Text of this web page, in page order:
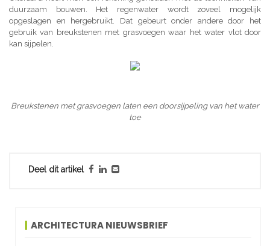
duurzaam bouwen. Het regenwater wordt zoveel mogelijk
opgeslagen en hergebruikt. Dat gebeurt onder andere door het
gebruik van breukstenen met grasvoegen waar het water vlot door
kan sijpelen.
Breukstenen met grasvoegen laten een doorsijpeling van het water
toe
Deel dit artikel
ARCHITECTURA NIEUWSBRIEF